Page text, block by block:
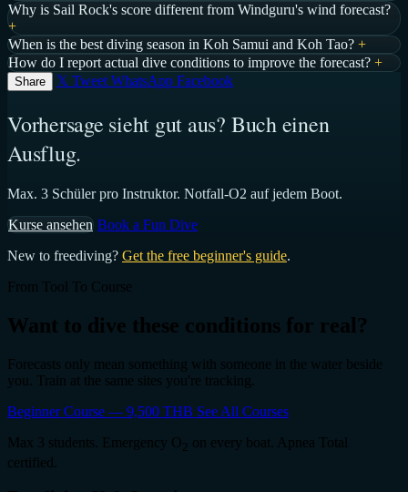
Why is Sail Rock's score different from Windguru's wind forecast?
+
When is the best diving season in Koh Samui and Koh Tao? +
How do I report actual dive conditions to improve the forecast? +
Share 𝕏 Tweet WhatsApp Facebook
Vorhersage sieht gut aus? Buch einen
Ausflug.
Max. 3 Schüler pro Instruktor. Notfall-O2 auf jedem Boot.
Kurse ansehen Book a Fun Dive
New to freediving? Get the free beginner's guide.
From Tool To Course
Want to dive these conditions for real?
Forecasts only mean something with someone in the water beside
you. Train at the same sites you're tracking.
Beginner Course — 9,500 THB See All Courses
Max 3 students. Emergency O
on every boat. Apnea Total
certified.